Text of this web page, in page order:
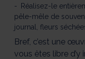
Réalisez-le
pêle-mêle de
journal, fleurs
Bref, c’est une
vous êtes libre d’y